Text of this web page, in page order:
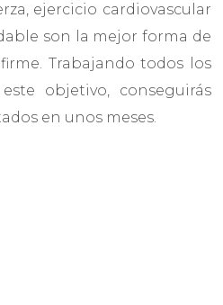
ejercicio cardiovascular
son la mejor forma de
Trabajando todos los
objetivo, conseguirás
en unos meses.